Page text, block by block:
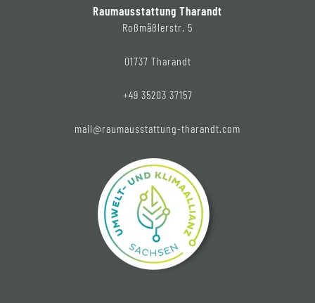
Raumausstattung Tharandt
Roßmäßlerstr. 5
01737 Tharandt
+49 35203 37157
mail@raumausstattung-tharandt.com